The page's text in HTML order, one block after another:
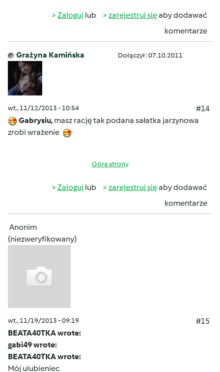
Zaloguj lub zarejestruj sięaby dodawać
komentarze
Grażyna Kamińska Dołączył : 07.10.2011
wt., 11/12/2013 - 10:54
#14
Gabrysiu, masz rację tak podana sałatka jarzynowa
zrobi wrażenie
Góra strony
Zaloguj lub zarejestruj sięaby dodawać
komentarze
Anonim
(niezweryfikowany)
wt., 11/19/2013 - 09:19
#15
BEATA40TKA wrote:
gabi49 wrote:
BEATA40TKA wrote:
Mój ulubieniec